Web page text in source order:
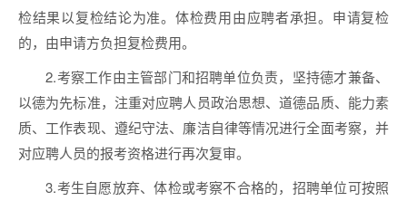
检结果以复检结论为准。体检费用由应聘者承担。申请复检
的，由申请方负担复检费用。
2.考察工作由主管部门和招聘单位负责，坚持德才兼备、
以德为先标准，注重对应聘人员政治思想、道德品质、能力素
质、工作表现、遵纪守法、廉洁自律等情况进行全面考察，并
对应聘人员的报考资格进行再次复审。
3.考生自愿放弃、体检或考察不合格的，招聘单位可按照